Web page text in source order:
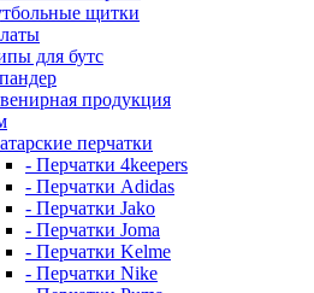
щитки
для бутс
продукция
перчатки
- Перчатки 4keepers
- Перчатки Adidas
- Перчатки Jako
- Перчатки Joma
- Перчатки Kelme
- Перчатки Nike